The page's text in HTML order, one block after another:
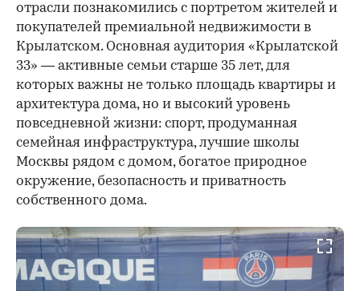
отрасли познакомились с портретом жителей и
покупателей премиальной недвижимости в
Крылатском. Основная аудитория «Крылатской
33» — активные семьи старше 35 лет, для
которых важны не только площадь квартиры и
архитектура дома, но и высокий уровень
повседневной жизни: спорт, продуманная
семейная инфраструктура, лучшие школы
Москвы рядом с домом, богатое природное
окружение, безопасность и приватность
собственного дома.